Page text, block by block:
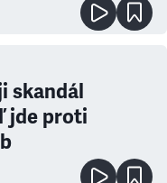
skandál
jde proti